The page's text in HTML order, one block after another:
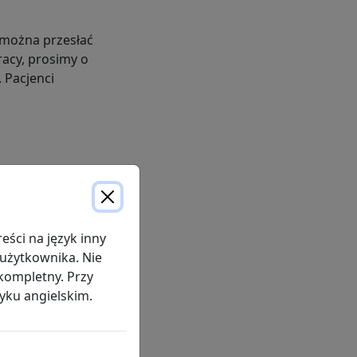
przesłać
prosimy o
na język inny
Nie
Przy
angielskim.